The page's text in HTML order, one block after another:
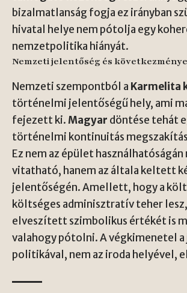
bizalmatlanság fogja ez irányban
hivatal helye nem pótolja egy
nemzetpolitika hiányát.
Nemzeti jelentőség és
Nemzeti szempontból a Karmelita
történelmi jelentőségű hely, ami
fejezett ki.Magyar döntése tehát
történelmi kontinuitás
Ez nem az épület
vitatható, hanem az általa keltett
jelentőségén. Amellett, hogy a
költséges adminisztratív teher
elveszített szimbolikus értékét is
valahogy pótolni. A végkimenetel
politikával, nem az iroda helyével,